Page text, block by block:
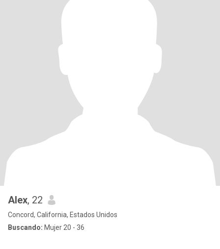
Alex, 22
Concord, California, Estados Unidos
Buscando: Mujer 20 - 36